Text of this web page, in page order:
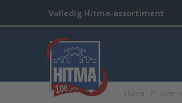
Volledig Hitma-assortiment
Home over